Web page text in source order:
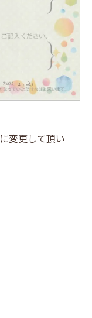
変更して頂い